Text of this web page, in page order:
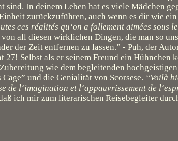
sind. In deinem Leben hat es viele Mädchen
zurückzuführen, auch wenn es dir wie
ces réalités qu‘on a follement aimées sous
all diesen wirklichen Dingen, die man so
der Zeit entfernen zu lassen.” - Puh, der
Selbst als er seinem Freund ein Hühnchen
wie dem begleitenden hochgeistigen
und die Genialität von Scorsese. “Voilà
de l‘imagination et l‘appauvrissement de
ich mir zum literarischen Reisebegleiter